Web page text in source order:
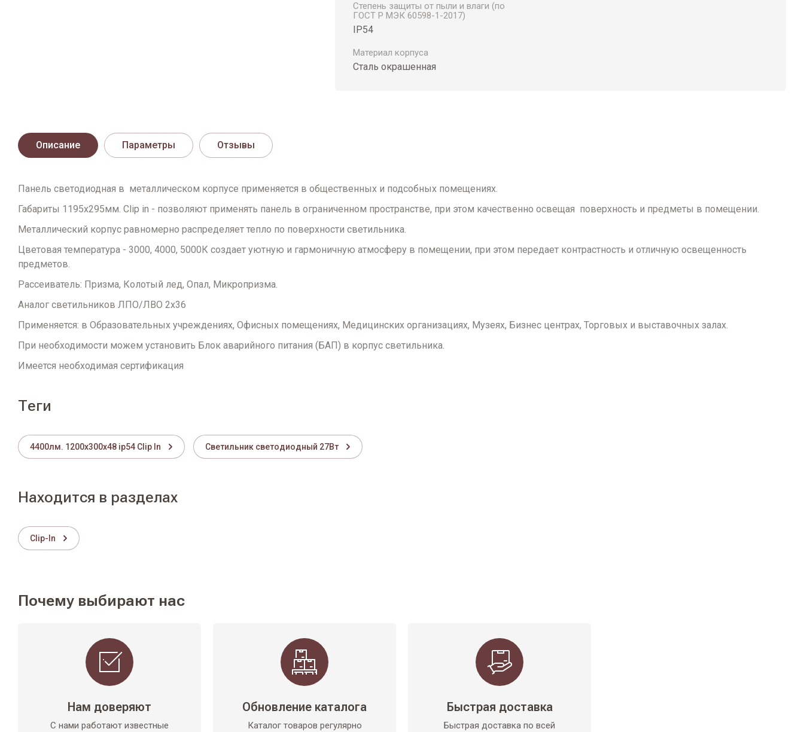
Степень защиты от пыли и влаги (по
ГОСТ Р МЭК 60598-1-2017)
IP54
Материал корпуса
Сталь окрашенная
Описание Параметры Отзывы
Панель светодиодная в металлическом корпусе применяется в общественных и подсобных помещениях.
Габариты 1195х295мм. Clip in - позволяют применять панель в ограниченном пространстве, при этом качественно освещая поверхность и предметы в помещении.
Металлический корпус равномерно распределяет тепло по поверхности светильника.
Цветовая температура - 3000, 4000, 5000К создает уютную и гармоничную атмосферу в помещении, при этом передает контрастность и отличную освещенность
предметов.
Рассеиватель: Призма, Колотый лед, Опал, Микропризма.
Аналог светильников ЛПО/ЛВО 2х36
Применяется: в Образовательных учреждениях, Офисных помещениях, Медицинских организациях, Музеях, Бизнес центрах, Торговых и выставочных залах.
При необходимости можем установить Блок аварийного питания (БАП) в корпус светильника.
Имеется необходимая сертификация
теги
4400лм. 1200х300х48 ip54 Clip In Светильник светодиодный 27Вт
Находится в разделах
Clip-In
Почему выбирают нас
Нам доверяют
С нами работают известные
Обновление каталога
Каталог товаров регулярно
Быстрая доставка
Быстрая доставка по всей